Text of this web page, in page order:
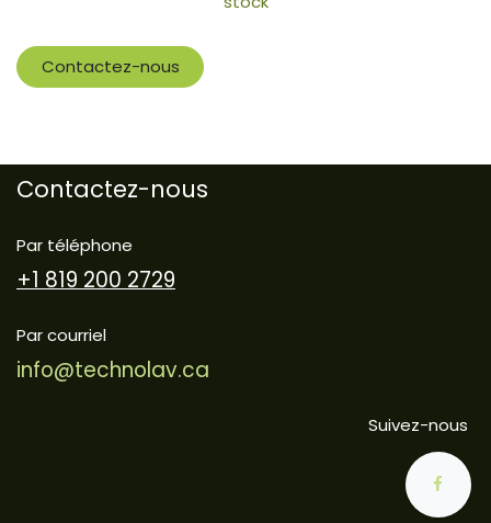
Contactez-nous
Contactez-nous
Par téléphone
+1 819 200 2729
Par courriel
info@technolav.ca
Suivez-nous